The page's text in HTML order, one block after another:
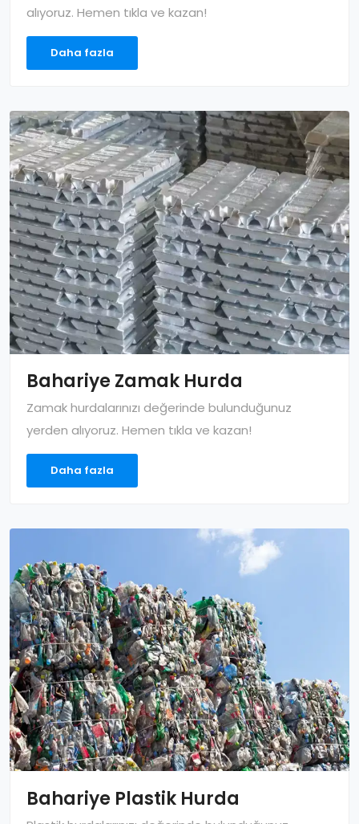
alıyoruz. Hemen tıkla ve kazan!
Daha fazla
Bahariye Zamak Hurda
Zamak hurdalarınızı değerinde bulunduğunuz
yerden alıyoruz. Hemen tıkla ve kazan!
Daha fazla
Bahariye Plastik Hurda